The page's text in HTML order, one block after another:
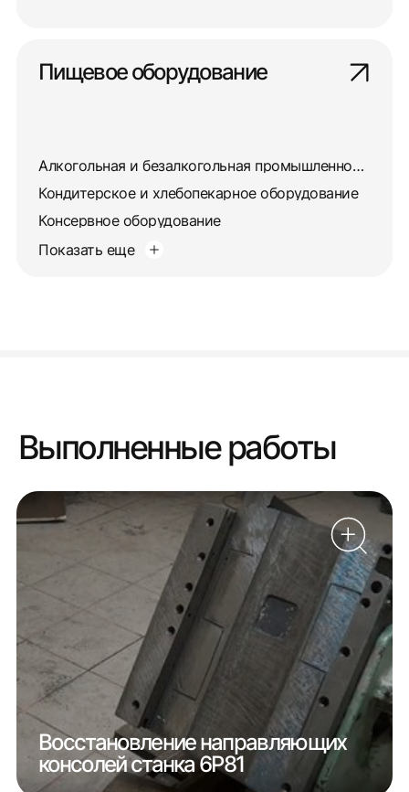
Пищевое оборудование
Алкогольная и безалкогольная промышленность
Кондитерское и хлебопекарное оборудование
Консервное оборудование
Показать еще
Выполненные работы
Восстановление направляющих
консолей станка 6Р81